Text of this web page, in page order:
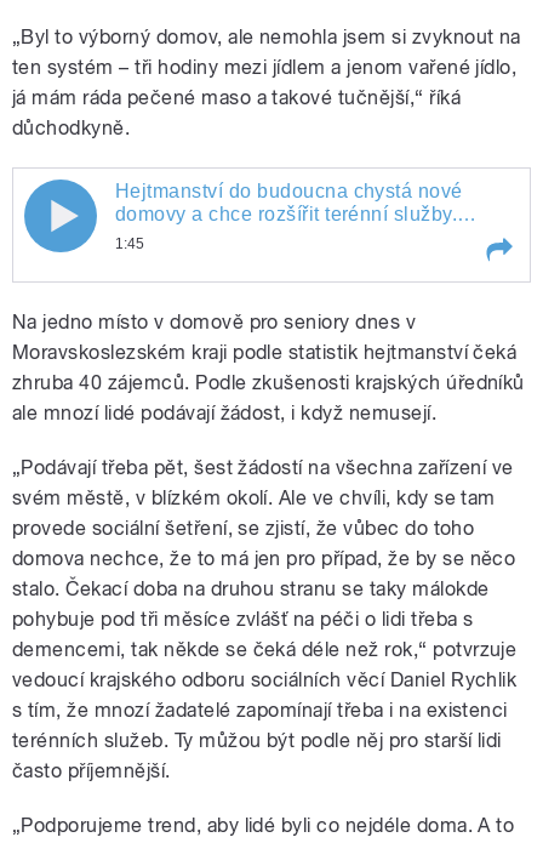
„Byl to výborný domov, ale nemohla jsem si zvyknout na
ten systém – tři hodiny mezi jídlem a jenom vařené jídlo,
já mám ráda pečené maso a takové tučnější,“ říká
důchodkyně.
Hejtmanství do budoucna chystá nové
domovy a chce rozšířit terénní služby.
Podrobnosti zjišťoval redaktor
Stanislav Janalík.
pause
Hejtmanství do budoucna chystá nové
domovy a chce rozšířit terénní služby.
Podrobnosti zjišťoval redaktor Stanislav
1:45
Na jedno místo v domově pro seniory dnes v
Moravskoslezském kraji podle statistik hejtmanství čeká
zhruba 40 zájemců. Podle zkušenosti krajských úředníků
ale mnozí lidé podávají žádost, i když nemusejí.
„Podávají třeba pět, šest žádostí na všechna zařízení ve
svém městě, v blízkém okolí. Ale ve chvíli, kdy se tam
provede sociální šetření, se zjistí, že vůbec do toho
domova nechce, že to má jen pro případ, že by se něco
stalo. Čekací doba na druhou stranu se taky málokde
pohybuje pod tři měsíce zvlášť na péči o lidi třeba s
demencemi, tak někde se čeká déle než rok,“ potvrzuje
vedoucí krajského odboru sociálních věcí Daniel Rychlik
s tím, že mnozí žadatelé zapomínají třeba i na existenci
terénních služeb. Ty můžou být podle něj pro starší lidi
často příjemnější.
„Podporujeme trend, aby lidé byli co nejdéle doma. A to